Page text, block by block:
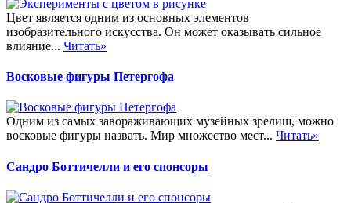
Цвет является одним из основных элементов
изобразительного искусства. Он может оказывать сильное
влияние... Читать»
Восковые фигуры Петергофа
Одним из самых завораживающих музейных зрелищ, можно
восковые фигуры назвать. Мир множество мест... Читать»
Сандро Боттичелли и его спонсоры